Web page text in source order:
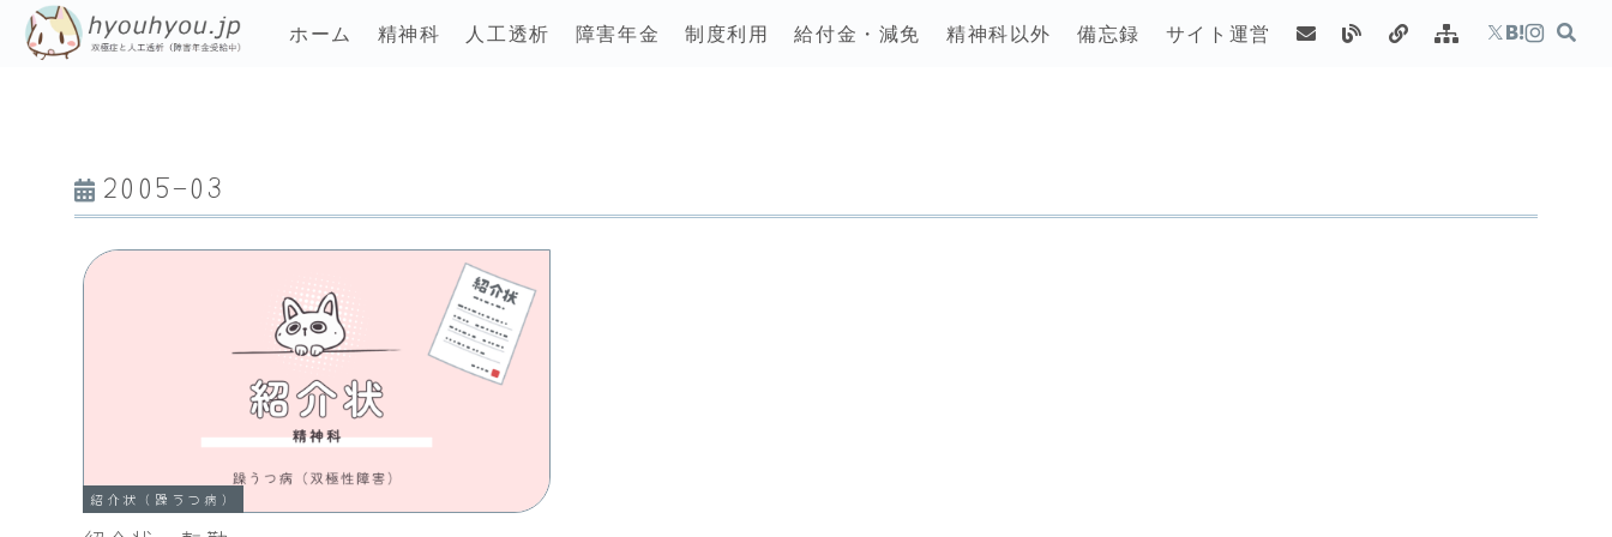
ホーム 精神科 人工透析 障害年金 制度利用 給付金・減免 精神科以外 備忘録 サイト運営
2005-03
紹介状（躁うつ病）